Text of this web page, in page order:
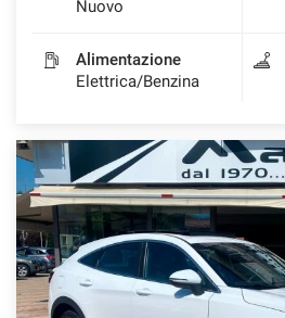
Nuovo
Alimentazione
Elettrica/Benzina